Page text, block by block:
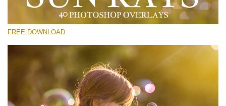
Sun Rays
(40 Overlays)
Light Sparkling
(740 Overlays)
Large 6000*4000px
FREE DOWNLOAD